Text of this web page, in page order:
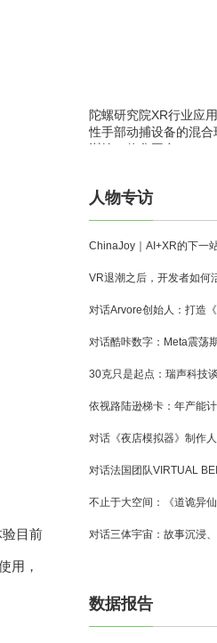
目前
用，
陀螺研究院XR行业应
性手部动捕设备的混
训练一体化平台
人物专访
数据报告